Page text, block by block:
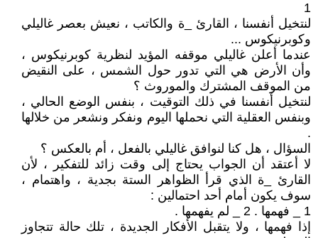
1
لنتخيل أنفسنا ، القارئ _ة والكاتب ، نعيش بعصر غاليلي
وكوبرنيكوس ...
عندما أعلن غاليلي موقفه المؤيد لنظرية كوبرنيكوس ،
وأن الأرض هي التي تدور حول الشمس ، على النقيض
من الموقف المشترك والموروث ؟
لنتخيل أنفسنا في ذلك التوقيت ، بنفس الوضع الحالي ،
وبنفس العقلية التي نحملها اليوم ونفكر ونشعر من خلالها
.
السؤال ، هل كنا لنوافق غاليلي بالفعل ، أم بالعكس ؟
لا أعتقد أن الجواب يحتاج إلى وقت زائد للتفكير ، لأن
القارئ _ة الذي قرأ الظواهر الستة بجدية ، واهتمام ،
سوف يكون أمام أحد احتمالين :
1 _ فهمها . 2 _ لم يفهمها .
إذا فهمها ، ولا يتقبل الأفكار الجديدة ، تلك حالة تتجاوز